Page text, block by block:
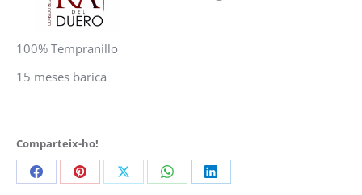
100% Tempranillo
15 meses barica
Comparteix-ho!
Share Share Share Share Share